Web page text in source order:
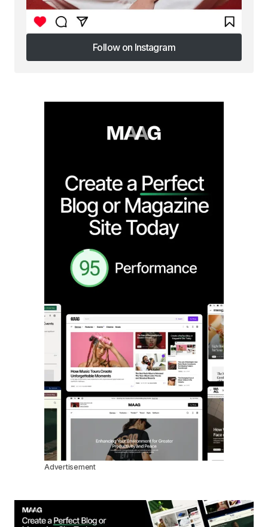
Follow on Instagram
Follow on Instagram
Advertisement